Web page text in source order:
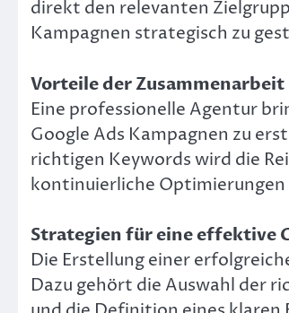
direkt den relevanten
Kampagnen strategisch zu
Vorteile der
Eine professionelle Agentur
Google Ads Kampagnen zu
richtigen Keywords wird die
kontinuierliche Optimierungen
Strategien für eine effektive
Die Erstellung einer
Dazu gehört die Auswahl der